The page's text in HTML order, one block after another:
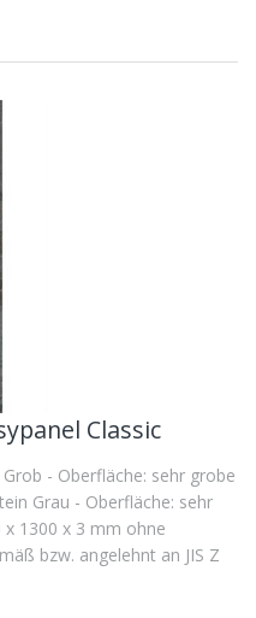
Classic
- Oberfläche: sehr grobe
Grau - Oberfläche: sehr
1300 x 3 mm ohne
bzw. angelehnt an JIS Z